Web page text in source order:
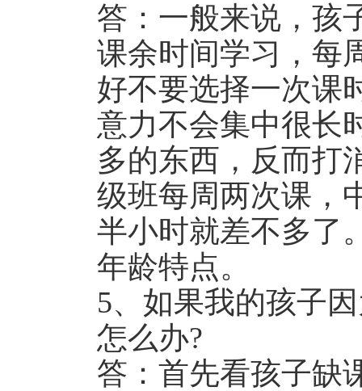
答：一般来说，孩
课余时间学习，每
好不要选择一次课
意力不会集中很长
多的东西，反而打
级班每周两次课，
半小时就差不多了
年龄特点。
5、如果我的孩子
怎么办?
答：首先看孩子缺